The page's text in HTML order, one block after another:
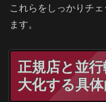
これらをしっかりチ
ます。
正規店と並
大化する具